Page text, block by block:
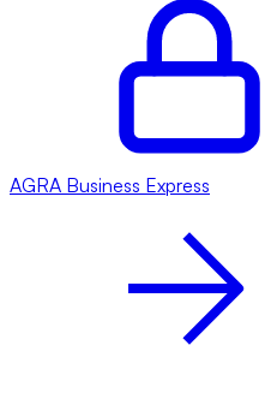
AGRA Business Express